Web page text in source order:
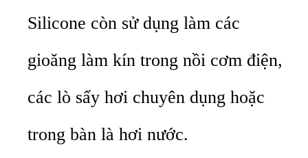
Silicone còn sử dụng làm các
gioăng làm kín trong nồi cơm điện,
các lò sấy hơi chuyên dụng hoặc
trong bàn là hơi nước.